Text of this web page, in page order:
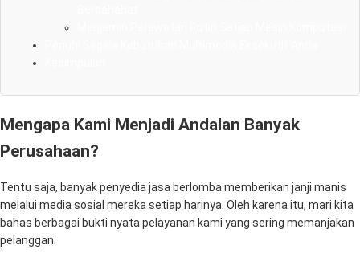
Mengapa Kami Menjadi Andalan Banyak
Perusahaan?
Tentu saja, banyak penyedia jasa berlomba memberikan janji manis
melalui media sosial mereka setiap harinya. Oleh karena itu, mari kita
bahas berbagai bukti nyata pelayanan kami yang sering memanjakan
pelanggan.